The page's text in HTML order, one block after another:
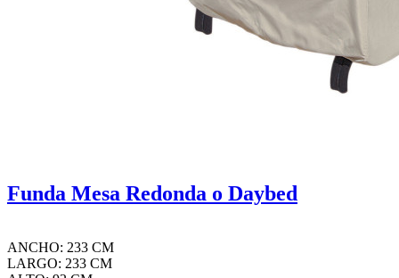
Funda Mesa Redonda o Daybed
ANCHO: 233 CM
LARGO: 233 CM